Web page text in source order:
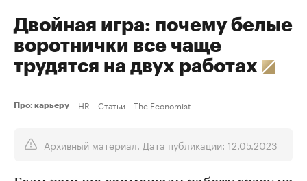
Двойная игра: почему белые
воротнички все чаще
трудятся на двух работах
Про: карьеру HR Статьи The Economist
Архивный материал. Дата публикации: 12.05.2023